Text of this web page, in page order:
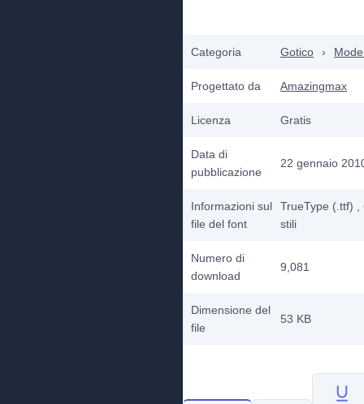
Categoria Gotico ›
Progettato da Amazingmax
Licenza Gratis
Data di
pubblicazione
22 gennaio
Informazioni sul
file del font
TrueType (.ttf)
stili
Numero di
download
9,081
Dimensione del
file
53 KB